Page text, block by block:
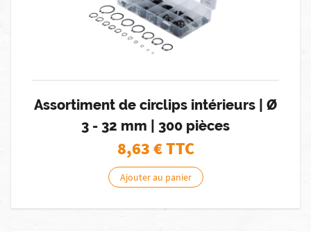
Assortiment de circlips intérieurs | Ø
3 - 32 mm | 300 pièces
8,63€ TTC
Ajouter au panier